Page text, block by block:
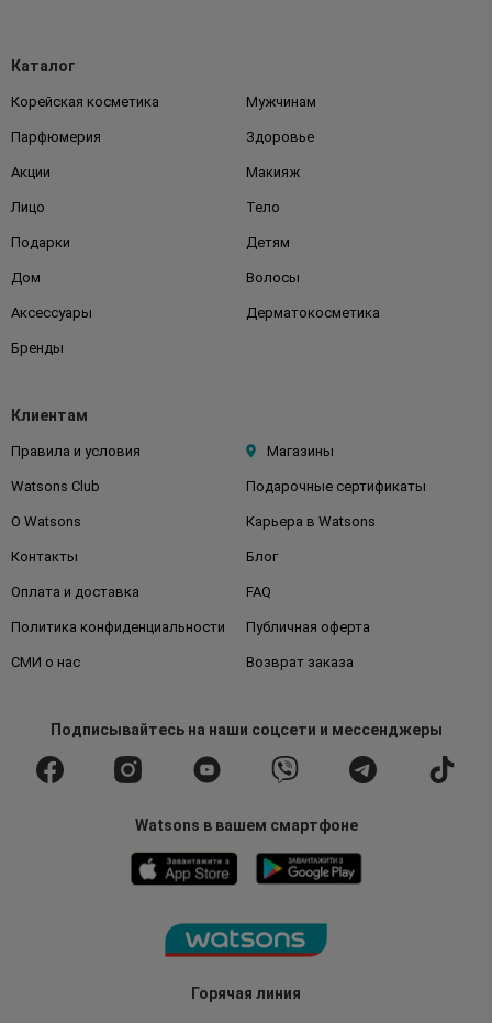
Горячая линия
Каталог
Корейская косметика Мужчинам
Парфюмерия Здоровье
Акции Макияж
Лицо Тело
Подарки Детям
Дом Волосы
Аксессуары Дерматокосметика
Бренды
Клиентам
Правила и условия Магазины
Watsons Club Подарочные сертификаты
О Watsons Карьера в Watsons
Контакты Блог
Оплата и доставка FAQ
Политика конфиденциальности Публичная оферта
СМИ о нас Возврат заказа
Подписывайтесьна наши соцсети и мессенджеры
Watsons в вашем смартфоне